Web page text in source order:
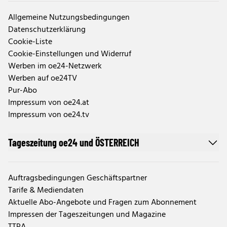
Allgemeine Nutzungsbedingungen
Datenschutzerklärung
Cookie-Liste
Cookie-Einstellungen und Widerruf
Werben im oe24-Netzwerk
Werben auf oe24TV
Pur-Abo
Impressum von oe24.at
Impressum von oe24.tv
Tageszeitung oe24 und ÖSTERREICH
Auftragsbedingungen Geschäftspartner
Tarife & Mediendaten
Aktuelle Abo-Angebote und Fragen zum Abonnement
Impressen der Tageszeitungen und Magazine